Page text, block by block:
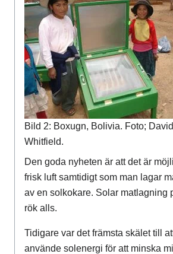
Bild 2: Boxugn, Bolivia. Foto; David
Whitfield.
Den goda nyheten är att det är
frisk luft samtidigt som man lagar
av en solkokare. Solar matlagning
rök alls.
Tidigare var det främsta skälet till
använde solenergi för att minska